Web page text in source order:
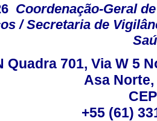
Coordenação-Geral
/ Secretaria de
Quadra 701, Via W 5
Asa
+55 (61)